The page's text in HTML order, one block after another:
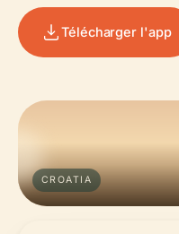
Télécharger l'app
CROATIA